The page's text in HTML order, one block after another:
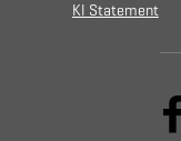
KI Statement